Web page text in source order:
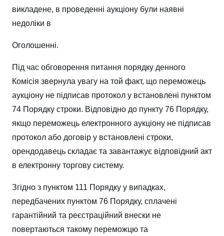
викладене, в проведенні аукціону були наявні
недоліки в
Оголошенні.
Під час обговорення питання порядку денного
Комісія звернула увагу на той факт, що переможець
аукціону не підписав протокол у встановлені пунктом
74 Порядку строки. Відповідно до пункту 76 Порядку,
якщо переможець електронного аукціону не підписав
протокол або договір у встановлені строки,
орендодавець складає та завантажує відповідний акт
в електронну торгову систему.
Згідно з пунктом 111 Порядку у випадках,
передбачених пунктом 76 Порядку, сплачені
гарантійний та реєстраційний внески не
повертаються такому переможцю та